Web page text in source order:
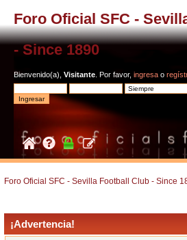
Foro Oficial SFC -
- Since 1890
Bienvenido(a), Visitante . Por favor, ingresa o
Foro Oficial SFC - Sevilla Football Club - Since
¡Advertencia!